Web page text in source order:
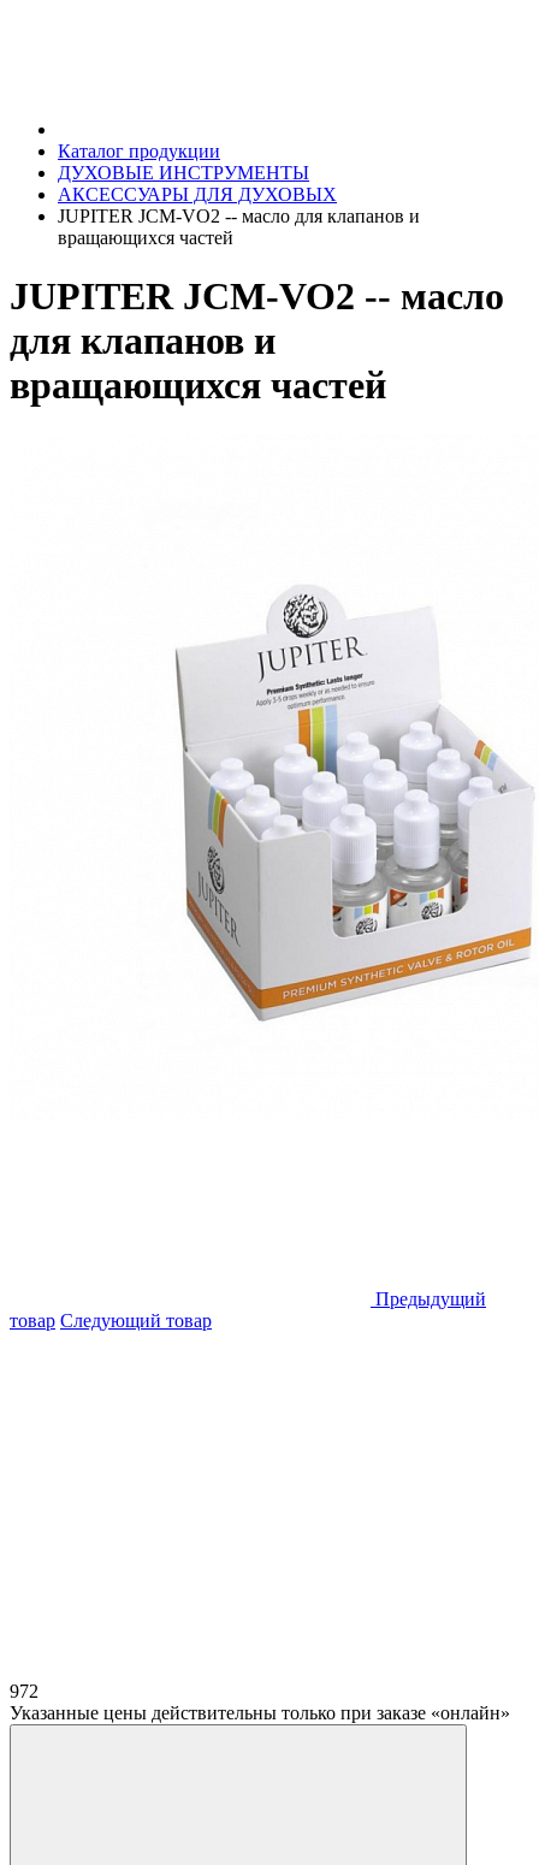
Каталог продукции
ДУХОВЫЕ ИНСТРУМЕНТЫ
АКСЕССУАРЫ ДЛЯ ДУХОВЫХ
JUPITER JCM-VO2 -- масло для клапанов и
вращающихся частей
JUPITER JCM-VO2 -- масло
для клапанов и
вращающихся частей
Предыдущий
товар Следующий товар
972
Указанные цены действительны только при заказе «онлайн»